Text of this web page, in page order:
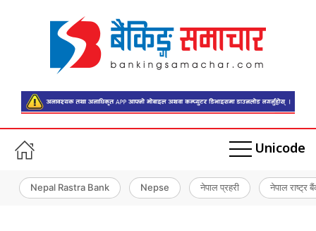
Unicode
Nepal Rastra Bank Nepse नेपाल प्रहरी नेपाल राष्ट्र